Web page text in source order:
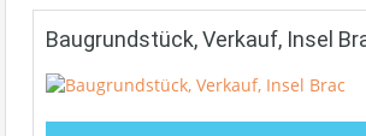
Baugrundstück, Verkauf, Insel